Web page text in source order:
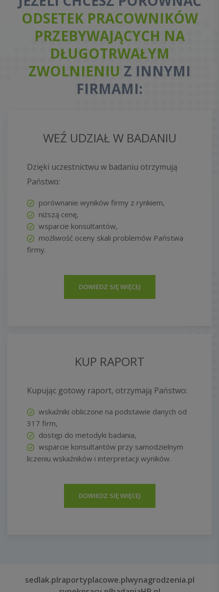
ODSETEK PRACOWNIKÓW
PRZEBYWAJĄCYCH NA
DŁUGOTRWAŁYM
ZWOLNIENIU Z INNYMI
FIRMAMI:
WEŹ UDZIAŁ W BADANIU
Dzięki uczestnictwu w badaniu otrzymują
Państwo:
porównanie wyników firmy z rynkiem,
niższą cenę,
wsparcie konsultantów,
możliwość oceny skali problemów Państwa
firmy.
DOWIEDZ SIĘ WIĘCEJ
KUP RAPORT
Kupując gotowy raport, otrzymają Państwo:
wskaźniki obliczone na podstawie danych od
317 firm,
dostęp do metodyki badania,
wsparcie konsultantów przy samodzielnym
liczeniu wskaźników i interpretacji wyników.
DOWIEDZ SIĘ WIĘCEJ
sedlak.plraportyplacowe.plwynagrodzenia.pl